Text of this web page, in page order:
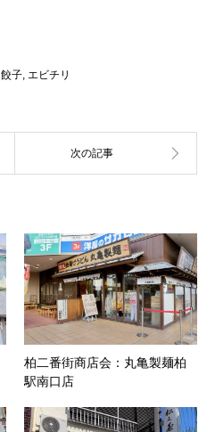
餃子, エビチリ
柏二番街商店会：丸亀製麺柏
駅南口店